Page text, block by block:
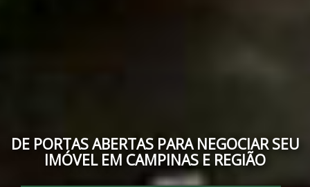
DE PORTAS ABERTAS PARA NEGOCIAR SEU
IMÓVEL EM CAMPINAS E REGIÃO